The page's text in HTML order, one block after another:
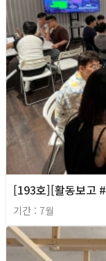
[193호][활동보고
기간 : 7월